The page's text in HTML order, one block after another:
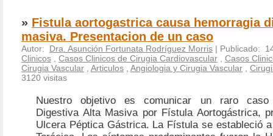
» Fistula aortogastrica causa hemorragia
masiva. Presentacion de un caso
Autor: Dra. Asunción Fortunata Rodríguez Morris | Publicado:
Clinicos
Casos Clinicos de Cirugia Cardiovascular
Casos
Cirugia Vascular
Articulos Angiologia y Cirugia Vascular
3120 visitas
Nuestro objetivo es comunicar un raro caso
Digestiva Alta Masiva por Fístula Aortogástrica,
Ulcera Péptica Gástrica. La Fístula se estableció